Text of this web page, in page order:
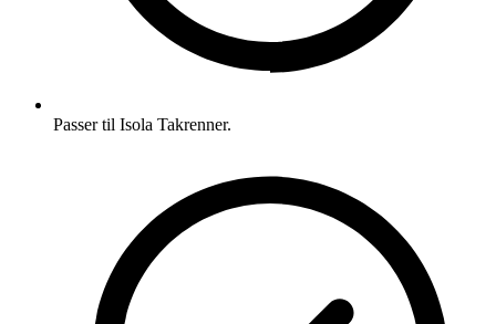
Passer til Isola Takrenner.